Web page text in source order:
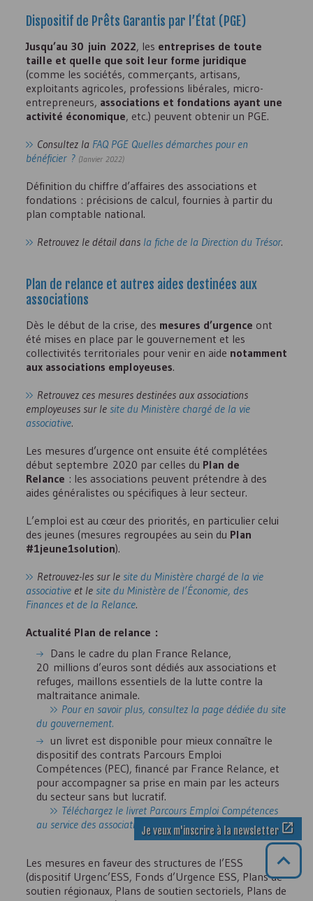
Dispositif de Prêts Garantis par l’État ( PGE)
Jusqu’au 30 juin 2022, les entreprises de toute
taille et quelle que soit leur forme juridique
(comme les sociétés, commerçants, artisans,
exploitants agricoles, professions libérales, micro-
entrepreneurs, associations et fondations ayant une
activité économique, etc.) peuvent obtenir un PGE.
Consultez la FAQ PGEQuelles démarches pour en
bénéficier ? (Janvier 2022)
Définition du chiffre d’affaires des associations et
fondations : précisions de calcul, fournies à partir du
plan comptable national.
Retrouvez le détail dans la fiche de la Direction du Trésor.
Plan de relance et autres aides destinées aux
associations
Dès le début de la crise, des mesures d’urgence ont
été mises en place par le gouvernement et les
collectivités territoriales pour venir en aide notamment
aux associations employeuses.
Retrouvez ces mesures destinées aux associations
employeuses sur le site du Ministère chargé de la vie
associative.
Les mesures d’urgence ont ensuite été complétées
début septembre 2020 par celles du Plan de
Relance : les associations peuvent prétendre à des
aides généralistes ou spécifiques à leur secteur.
L’emploi est au cœur des priorités, en particulier celui
des jeunes (mesures regroupées au sein du Plan
#1jeune1solution).
Retrouvez-les sur le site du Ministère chargé de la vie
associativeet le site du Ministère de l’Économie, des
Finances et de la Relance.
Actualité Plan de relance :
Dans le cadre du plan France Relance,
20 millions d’euros sont dédiés aux associations et
refuges, maillons essentiels de la lutte contre la
maltraitance animale.
Pour en savoir plus, consultez la page dédiée du site
du gouvernement.
un livret est disponible pour mieux connaître le
dispositif des contrats Parcours Emploi
Compétences (PEC), financé par France Relance, et
pour accompagner sa prise en main par les acteurs
du secteur sans but lucratif.
Téléchargez le livret Parcours Emploi Compétences
au service des associations.
Les mesures en faveur des structures de l’ESS
(dispositif Urgenc’ESS, Fonds d’Urgence ESS, Plans de
soutien régionaux, Plans de soutien sectoriels, Plans de
Je veux m'inscrire à la newsletter
Pourquoi s’inscrire à notre newsletter ?
Recevez tous les mois des infos essentielles et
gratuites pour déployer votre association.
Je veuxessayer!